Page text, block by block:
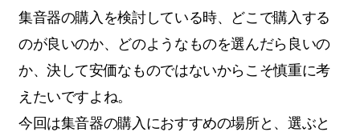
集音器の購入を検討している時、どこで購入する
のが良いのか、どのようなものを選んだら良いの
か、決して安価なものではないからこそ慎重に考
えたいですよね。
今回は集音器の購入におすすめの場所と、選ぶと